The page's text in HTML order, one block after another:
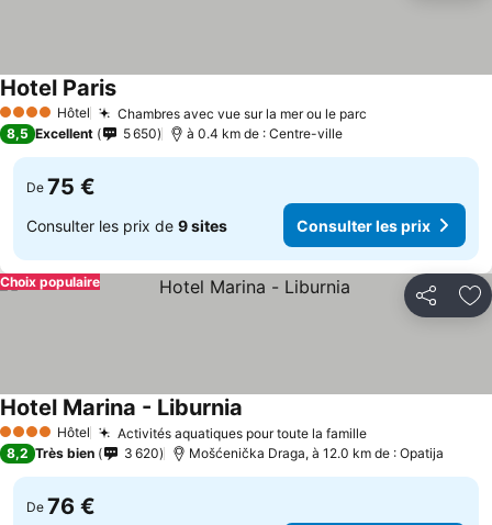
4 Étoiles Hôtel Chambres avec vue sur la mer ou le parc
Hotel Paris
8,5 Excellent 5 650 à 0.4 km de : Centre-ville
De 75 €
Consulter les prix de 9 sites Consulter les prix
Partager
Choix populaire
4 Étoiles Hôtel Activités aquatiques pour toute la famille
Hotel Marina - Liburnia
8,2 Très bien 3 620 Mošćenička Draga, à 12.0 km de : Opatija
De 76 €